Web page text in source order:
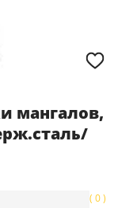
мангалов,
( 0 )